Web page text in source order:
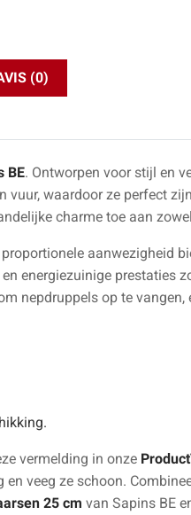
(0)
BE. Ontworpen voor stijl en
vuur, waardoor ze perfect
charme toe aan
aanwezigheid
energiezuinige prestaties
nepdruppels op te
vermelding in onze
veeg ze schoon.
25 cm van Sapins BE